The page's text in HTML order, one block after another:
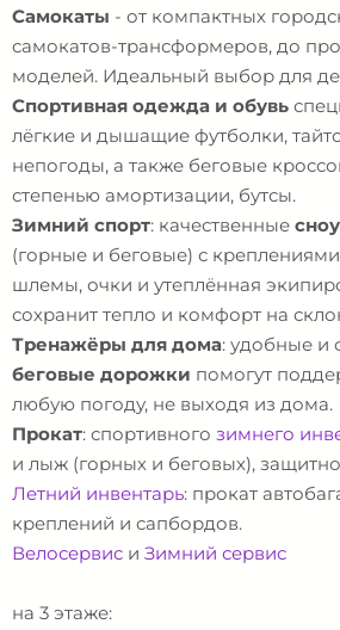
Самокаты - от компактных
самокатов-трансформеров, до
моделей. Идеальный выбор для
Спортивная одежда и обувь
лёгкие и дышащие футболки,
непогоды, а также беговые
степенью амортизации, бутсы.
Зимний спорт: качественные
(горные и беговые) с
шлемы, очки и утеплённая
сохранит тепло и комфорт на
Тренажёры для дома: удобные и
беговые дорожки помогут
любую погоду, не выходя из дома.
Прокат: спортивного зимнего
и лыж (горных и беговых),
Летний инвентарь: прокат
креплений и сапбордов.
Велосервис и Зимний сервис
на 3 этаже: